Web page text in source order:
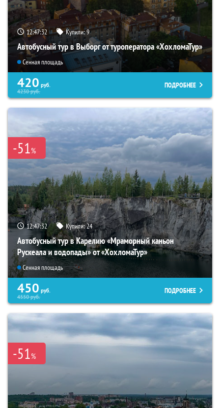
12:47:31 Купили:9
Автобусный тур в Выборг от туроператора «ХохломаТур»
Сенная площадь
420 руб.
4230руб.
ПОДРОБНЕЕ
-51%
12:47:31 Купили:24
Автобусный тур в Карелию «Мраморный каньон
Рускеала и водопады» от «ХохломаТур»
Сенная площадь
450 руб.
4550руб.
ПОДРОБНЕЕ
-51%